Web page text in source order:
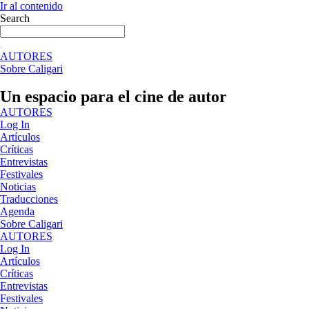
Ir al contenido
Search
AUTORES
Sobre Caligari
Un espacio para el cine de autor
AUTORES
Log In
Artículos
Críticas
Entrevistas
Festivales
Noticias
Traducciones
Agenda
Sobre Caligari
AUTORES
Log In
Artículos
Críticas
Entrevistas
Festivales